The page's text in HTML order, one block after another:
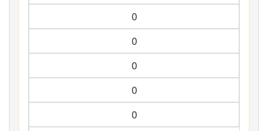
0
0
0
0
0